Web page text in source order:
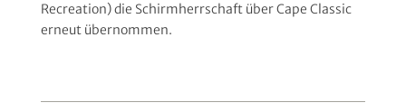
Recreation) die Schirmherrschaft über Cape Classic
erneut übernommen.